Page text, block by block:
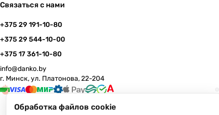
Связаться с нами
+375 29 191-10-80
+375 29 544-10-00
+375 17 361-10-80
info@danko.by
г. Минск, ул. Платонова, 22-204
Обработка файлов cookie